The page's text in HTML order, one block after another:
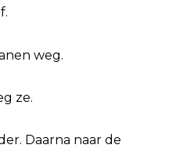
weg.
ze.
Daarna naar de